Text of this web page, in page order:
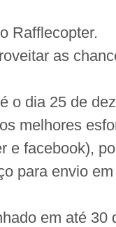
Rafflecopter.
as
o dia 25 de
melhores
e facebook),
para envio
em até 30